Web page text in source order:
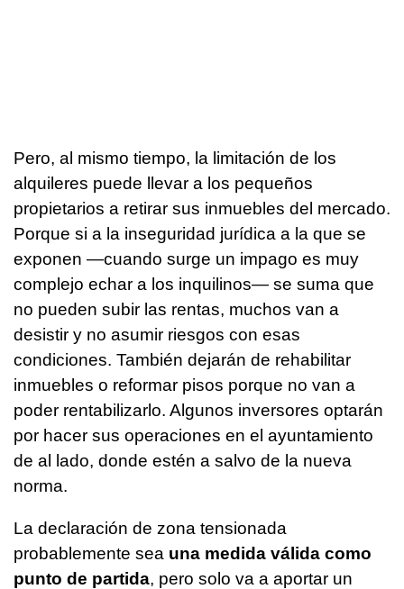
Pero, al mismo tiempo, la limitación de los
alquileres puede llevar a los pequeños
propietarios a retirar sus inmuebles del mercado.
Porque si a la inseguridad jurídica a la que se
exponen —cuando surge un impago es muy
complejo echar a los inquilinos— se suma que
no pueden subir las rentas, muchos van a
desistir y no asumir riesgos con esas
condiciones. También dejarán de rehabilitar
inmuebles o reformar pisos porque no van a
poder rentabilizarlo. Algunos inversores optarán
por hacer sus operaciones en el ayuntamiento
de al lado, donde estén a salvo de la nueva
norma.
La declaración de zona tensionada
probablemente sea una medida válida como
punto de partida, pero solo va a aportar un